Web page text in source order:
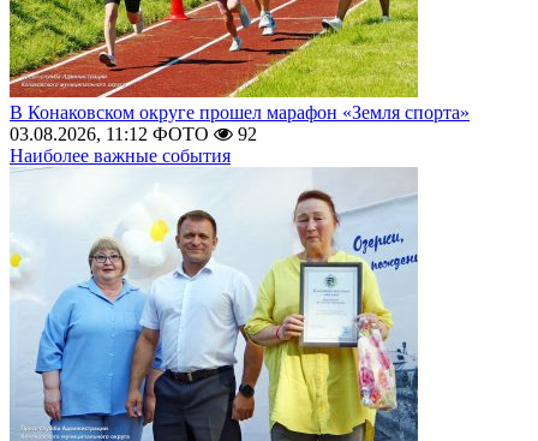
В Конаковском округе прошел марафон «Земля спорта»
03.08.2026, 11:12 ФОТО
92
Наиболее важные события